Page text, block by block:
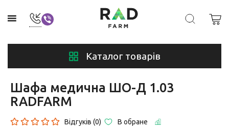
Каталог товарів
Шафа медична ШО-Д 1.03
RADFARM
Відгуків (0) В обране